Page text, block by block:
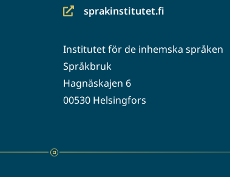
sprakinstitutet.fi
(siirryt
palveluun)
Institutet för de inhemska språken
Språkbruk
Hagnäskajen 6
00530 Helsingfors